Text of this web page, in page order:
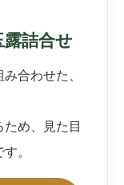
詰合せ
合わせた、
め、見た目
。